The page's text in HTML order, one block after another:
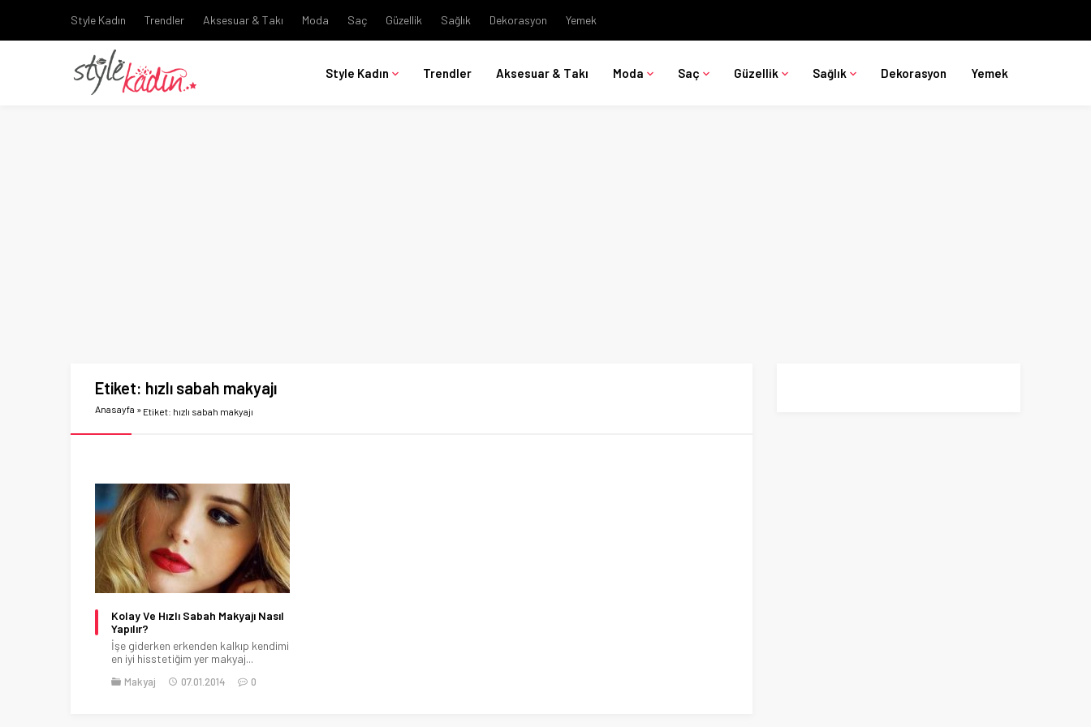
Style Kadın Trendler Aksesuar & Takı Moda Saç Güzellik Sağlık Dekorasyon Yemek
Style Kadın Trendler Aksesuar & Takı Moda Saç Güzellik Sağlık Dekorasyon Yemek
Etiket: hızlı sabah makyajı
Anasayfa » Etiket: hızlı sabah makyajı
Kolay Ve Hızlı Sabah Makyajı Nasıl
Yapılır?
İşe giderken erkenden kalkıp kendimi
en iyi hisstetiğim yer makyaj...
Makyaj 07.01.2014 0